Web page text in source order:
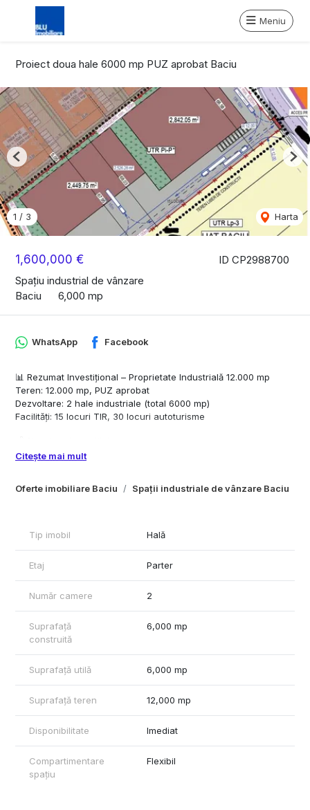
Meniu
Proiect doua hale 6000 mp PUZ aprobat Baciu
ID CP2988700
1,600,000 €
Spațiu industrial de vânzare
Baciu
6,000 mp
1 / 3 Harta
Previous
Oferte imobiliare Baciu Spații industriale de vânzare Baciu
WhatsApp Facebook
📊 Rezumat Investițional – Proprietate Industrială 12.000 mp
Teren: 12.000 mp, PUZ aprobat
Dezvoltare: 2 hale industriale (total 6000 mp)
Facilități: 15 locuri TIR, 30 locuri autoturisme
1) Cost achiziție teren 1.600.000 €
Utilități & amenajări: 200.000 – 450.000 €
💶 Venituri estimate chirie: 4 - 7 €/mp
Venit lunar: 24.000 – 42.000 €
Citește mai mult
Tip imobil Hală
Etaj Parter
Număr camere 2
Suprafață
construită
6,000 mp
Suprafață utilă 6,000 mp
Suprafață teren 12,000 mp
Disponibilitate Imediat
Compartimentare
spațiu
Flexibil